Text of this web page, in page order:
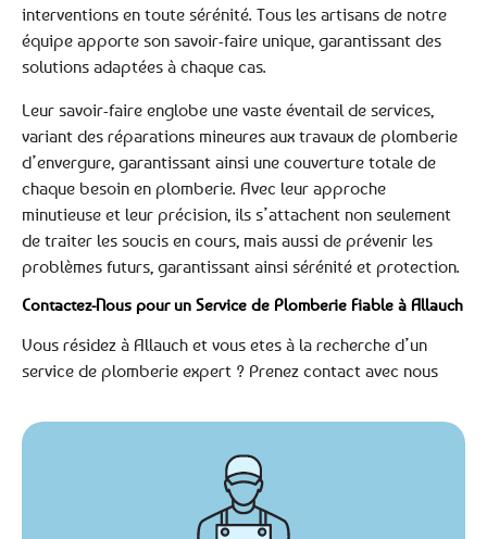
interventions en toute sérénité. Tous les artisans de notre
équipe apporte son savoir-faire unique, garantissant des
solutions adaptées à chaque cas.
Leur savoir-faire englobe une vaste éventail de services,
variant des réparations mineures aux travaux de plomberie
d’envergure, garantissant ainsi une couverture totale de
chaque besoin en plomberie. Avec leur approche
minutieuse et leur précision, ils s’attachent non seulement
de traiter les soucis en cours, mais aussi de prévenir les
problèmes futurs, garantissant ainsi sérénité et protection.
Contactez-Nous pour un Service de Plomberie Fiable à Allauch
Vous résidez à Allauch et vous etes à la recherche d’un
service de plomberie expert ? Prenez contact avec nous